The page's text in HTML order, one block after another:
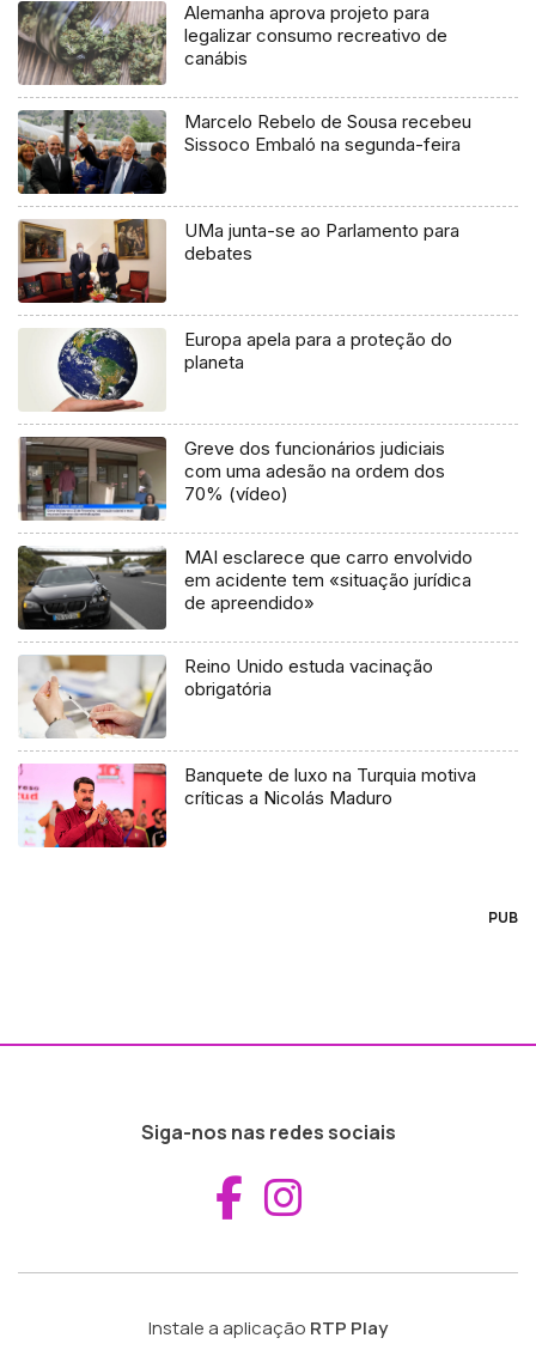
Alemanha aprova projeto para
legalizar consumo recreativo de
canábis
Marcelo Rebelo de Sousa recebeu
Sissoco Embaló na segunda-feira
UMa junta-se ao Parlamento para
debates
Europa apela para a proteção do
planeta
Greve dos funcionários judiciais
com uma adesão na ordem dos
70% (vídeo)
MAI esclarece que carro envolvido
em acidente tem «situação jurídica
de apreendido»
Reino Unido estuda vacinação
obrigatória
Banquete de luxo na Turquia motiva
críticas a Nicolás Maduro
PUB
Siga-nos nas redes sociais
Aceder ao
Instale a aplicação RTP Play